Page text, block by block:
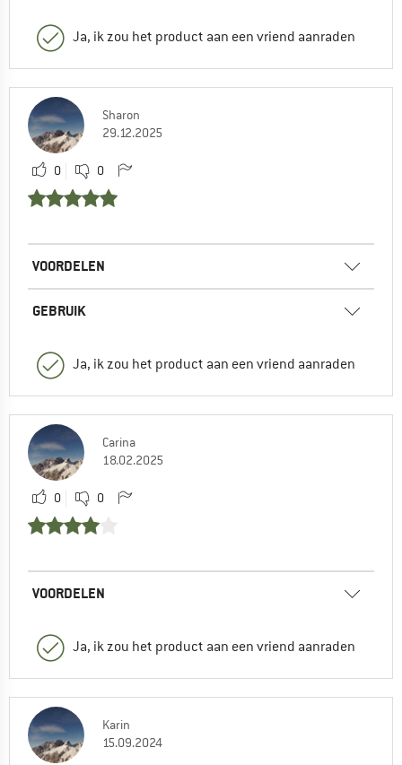
Ja, ik zou het product aan een vriend aanraden
Sharon
29.12.2025
0 0
VOORDELEN
GEBRUIK
Ja, ik zou het product aan een vriend aanraden
Carina
18.02.2025
0 0
VOORDELEN
Ja, ik zou het product aan een vriend aanraden
Karin
15.09.2024